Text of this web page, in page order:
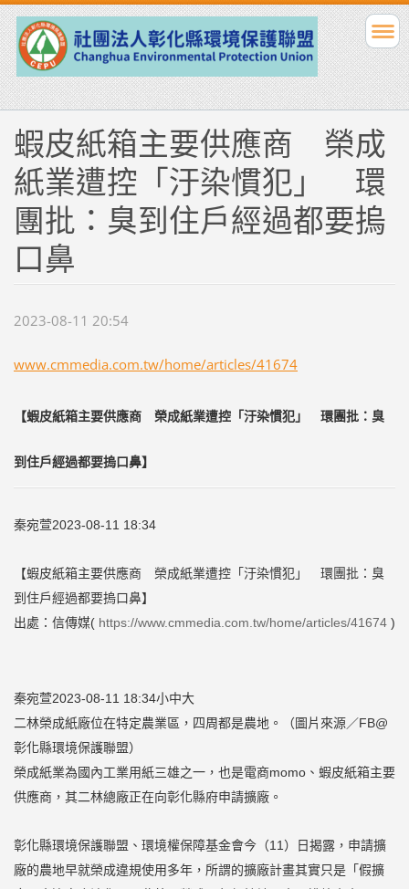
蝦皮紙箱主要供應商 榮成
紙業遭控「汙染慣犯」 環
團批：臭到住戶經過都要摀
口鼻
2023-08-11 20:54
www.cmmedia.com.tw/home/articles/41674
【蝦皮紙箱主要供應商 榮成紙業遭控「汙染慣犯」 環團批：臭
到住戶經過都要摀口鼻】
秦宛萱2023-08-11 18:34
【蝦皮紙箱主要供應商 榮成紙業遭控「汙染慣犯」 環團批：臭
到住戶經過都要摀口鼻】
出處：信傳媒( https://www.cmmedia.com.tw/home/articles/41674)
秦宛萱2023-08-11 18:34小中大
二林榮成紙廠位在特定農業區，四周都是農地。（圖片來源／FB@
彰化縣環境保護聯盟）
榮成紙業為國內工業用紙三雄之一，也是電商momo、蝦皮紙箱主要
供應商，其二林總廠正在向彰化縣府申請擴廠。
彰化縣環境保護聯盟、環境權保障基金會今（11）日揭露，申請擴
廠的農地早就榮成違規使用多年，所謂的擴廠計畫其實只是「假擴